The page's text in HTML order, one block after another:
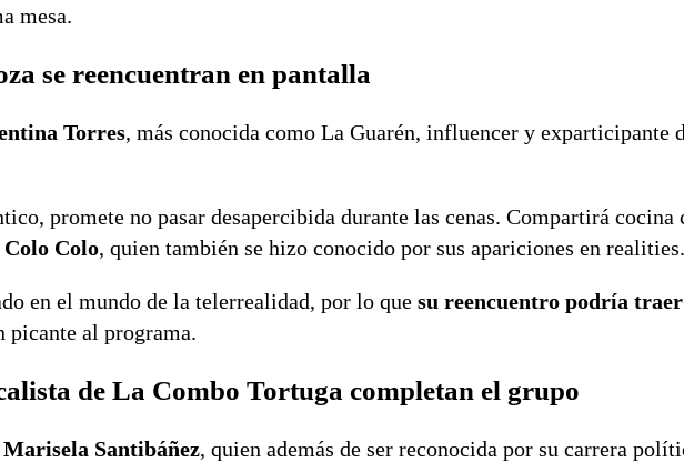
mesa.
se reencuentran en pantalla
Torres, más conocida como La Guarén, influencer y exparticipante
promete no pasar desapercibida durante las cenas. Compartirá cocina
Colo Colo, quien también se hizo conocido por sus apariciones en realities.
en el mundo de la telerrealidad, por lo que su reencuentro podría
picante al programa.
de La Combo Tortuga completan el grupo
Marisela Santibáñez, quien además de ser reconocida por su carrera